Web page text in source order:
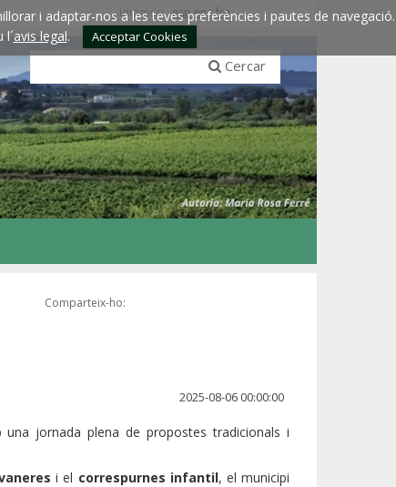
i adaptar-nos a les teves preferències i pautes de navegació.
l´avis legal. Acceptar Cookies
Idiomes:esp engfra
Cercar
Comparteix-ho:
2025-08-06 00:00:00
jornada plena de propostes tradicionals i
i el correspurnes infantil, el municipi